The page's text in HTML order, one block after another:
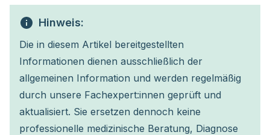
Hinweis:
Die in diesem Artikel bereitgestellten
Informationen dienen ausschließlich der
allgemeinen Information und werden regelmäßig
durch unsere Fachexpert:innen geprüft und
aktualisiert. Sie ersetzen dennoch keine
professionelle medizinische Beratung, Diagnose